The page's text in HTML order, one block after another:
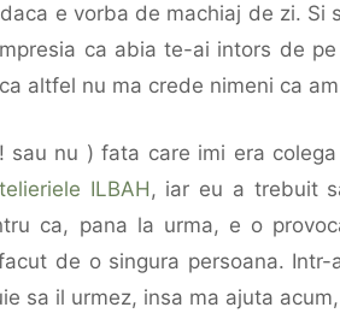
e vorba de machiaj de zi. Si
ca abia te-ai intors de
altfel nu ma crede nimeni ca
nu ) fata care imi era
ILBAH , iar eu a trebuit
ca, pana la urma, e o
de o singura persoana.
sa il urmez, insa ma ajuta